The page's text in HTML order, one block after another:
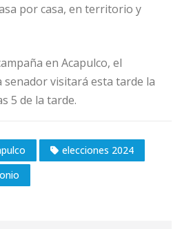
por casa, en territorio y
en Acapulco, el
senador visitará esta tarde la
5 de la tarde.
elecciones 2024